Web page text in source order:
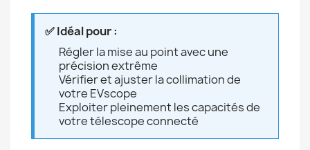
✅ Idéal pour :
Régler la mise au point avec une
précision extrême
Vérifier et ajuster la collimation de
votre EVscope
Exploiter pleinement les capacités de
votre télescope connecté